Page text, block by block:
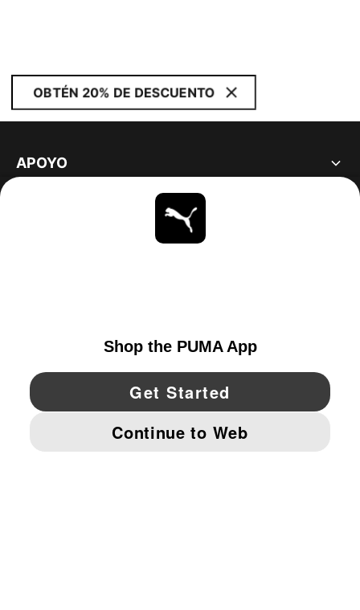
OBTÉN 20% DE DESCUENTO
APOYO
YouTube Twitter Pinterest
IMPRINT AND LEGAL DATA